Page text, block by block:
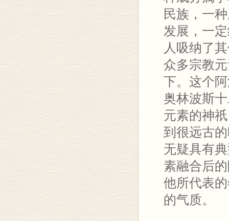
民族，一
发展，一
人吸纳了
众多宗教
下。这个
奥林波斯
元素的神
到很远古
无疑具有
素融合后
他所代表
的气质。